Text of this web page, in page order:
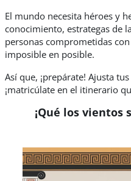
El mundo necesita héroes y
conocimiento, estrategas de
personas comprometidas
imposible en posible.
Así que, ¡prepárate! Ajusta
¡matricúlate en el itinerario
¡Qué los vientos